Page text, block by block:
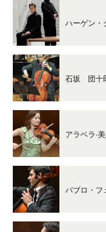
ハーゲン・
石坂 団十
アラベラ·
パブロ・フ